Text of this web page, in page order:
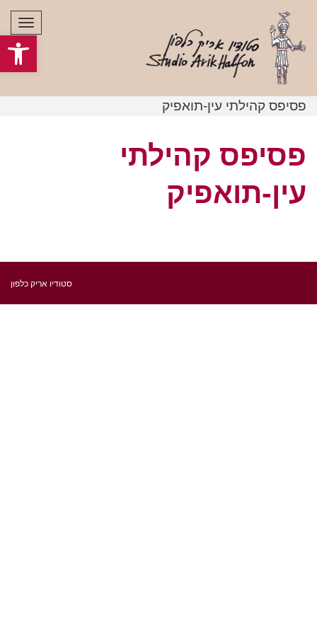
פסיפס קהילתי עין-תואפיק
פסיפס קהילתי
עין-תואפיק
סטודיו אריק כלפון
פתח